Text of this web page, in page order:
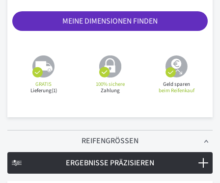
MEINE DIMENSIONEN FINDEN
GRATIS
Lieferung(1)
100% sichere
Zahlung
Geld sparen
beim Reifenkauf
REIFENGRÖSSEN
ERGEBNISSE PRÄZISIEREN